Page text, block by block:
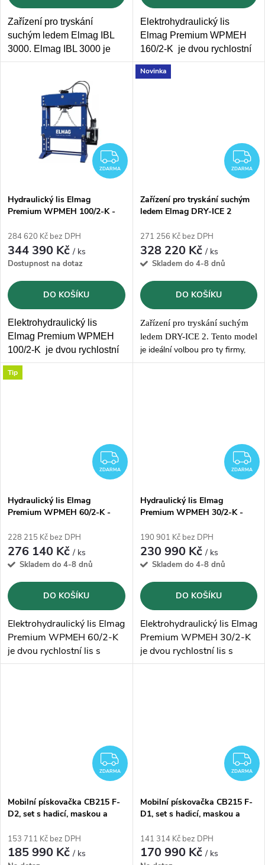
u
k
d
u
k
Zařízení pro tryskání
suchým ledem Elmag IBL
3000. Elmag IBL 3000 je
ideální volbou pro
suchým ledem, které
kombinuje kompaktní
velikost, robustnost a
efektivitu pro maximální
výkon v náročných
podmínkách.
Elektrohydraulický lis
Elmag Premium WPMEH
160/2-K je dvou rychlostní
lis s lisovacím tlakem 160t.
Vyroben v
ZDARMA
ZDARMA
Hydraulický lis Elmag
Premium WPMEH 100/2-K -
284 620 Kč bez DPH
344 390 Kč/ ks
Dostupnost na dotaz
DO KOŠÍKU
Elektrohydraulický lis
Elmag Premium WPMEH
100/2-K je dvou rychlostní
lis s lisovacím tlakem 100t.
Vyroben v
Novinka
ZDARMA
Zařízení pro tryskání suchým
ledem Elmag DRY-ICE 2
271 256 Kč bez DPH
328 220 Kč/ ks
Skladem do 4-8 dnů
DO KOŠÍKU
Zařízení pro tryskání suchým
ledem DRY-ICE 2. Tento model
je ideální volbou pro ty firmy,
které chtějí mít možnost čistit
Tip
ZDARMA
ZDARMA
Hydraulický lis Elmag
Premium WPMEH 60/2-K -
228 215 Kč bez DPH
276 140 Kč/ ks
Skladem do 4-8 dnů
DO KOŠÍKU
Elektrohydraulický lis Elmag
Premium WPMEH 60/2-K
je dvou rychlostní lis s
lisovacím tlakem60t.
ZDARMA
Hydraulický lis Elmag
Premium WPMEH 30/2-K -
190 901 Kč bez DPH
230 990 Kč/ ks
Skladem do 4-8 dnů
DO KOŠÍKU
Elektrohydraulický lis Elmag
Premium WPMEH 30/2-K
je dvou rychlostní lis s
lisovacím tlakem30t.
ZDARMA
ZDARMA
Mobilní pískovačka CB215 F-
D2, set s hadicí, maskou a
153 711 Kč bez DPH
185 990 Kč/ ks
ZDARMA
Mobilní pískovačka CB215 F-
D1, set s hadicí, maskou a
141 314 Kč bez DPH
170 990 Kč/ ks